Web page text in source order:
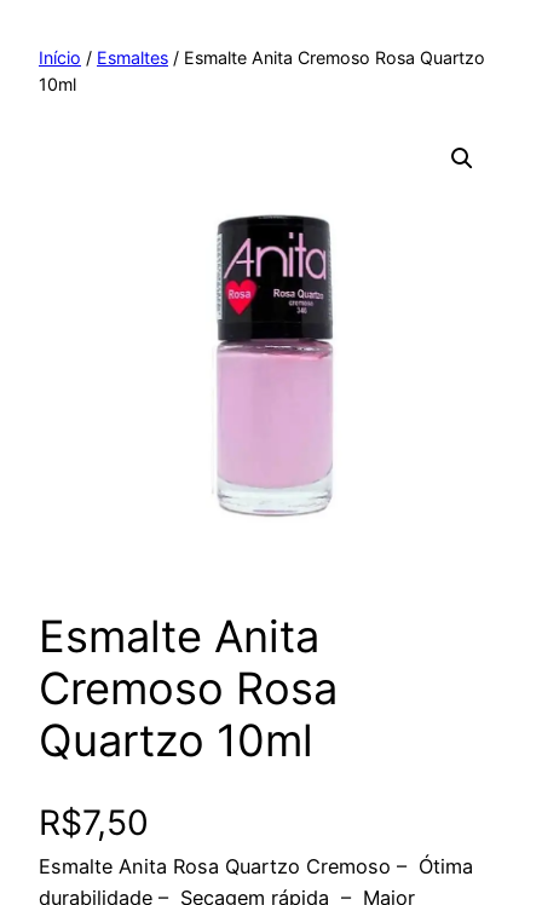
paraInício / Esmaltes / Esmalte Anita Cremoso Rosa Quartzo
10ml
Esmalte Anita
Cremoso Rosa
Quartzo 10ml
R$7,50
Esmalte Anita Rosa Quartzo Cremoso – Ótima
durabilidade – Secagem rápida – Maior